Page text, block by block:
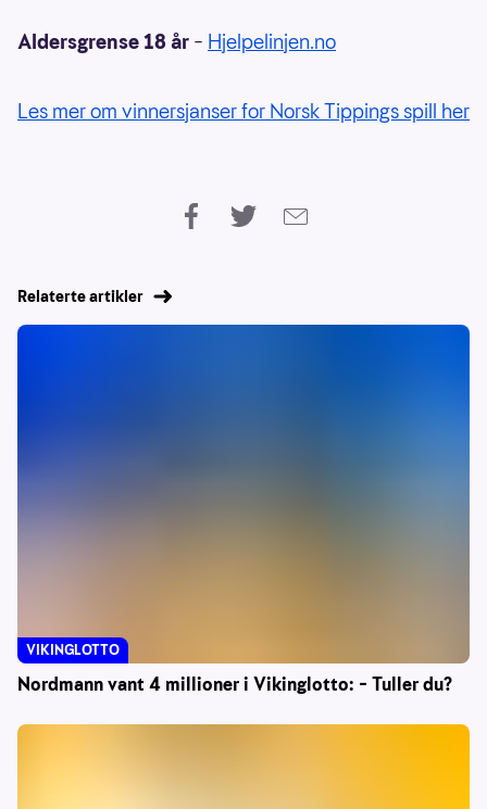
Aldersgrense 18 år – Hjelpelinjen.no
Les mer om vinnersjanser for Norsk Tippings spill her
Relaterte artikler
Nordmann vant 4 millioner i Vikinglotto: – Tuller du?
VIKINGLOTTO